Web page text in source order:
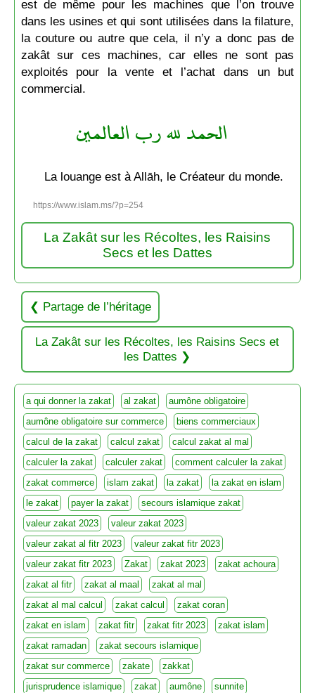
est de même pour les machines que l’on trouve
dans les usines et qui sont utilisées dans la filature,
la couture ou autre que cela, il n’y a donc pas de
zakât sur ces machines, car elles ne sont pas
exploités pour la vente et l’achat dans un but
commercial.
الحمد لله رب العالمين
La louange est à Allāh, le Créateur du monde.
https://www.islam.ms/?p=254
La Zakât sur les Récoltes, les Raisins
Secs et les Dattes
Partage de l’héritage
La Zakât sur les Récoltes, les Raisins Secs et
les Dattes
a qui donner la zakat al zakat
aumône obligatoire
aumône obligatoire sur commerce
biens commerciaux
calcul de la zakat
calcul zakat
calcul zakat al mal
calculer la zakat
calculer zakat
comment calculer la zakat
zakat commerce
islam zakat la zakat
la zakat en islam
le zakat
payer la zakat
secours islamique zakat
valeur zakat 2023
valeur zakat 2023
valeur zakat al fitr 2023
valeur zakat fitr 2023
valeur zakat fitr 2023
Zakat zakat 2023
zakat achoura
zakat al fitr
zakat al maal
zakat al mal
zakat al mal calcul
zakat calcul
zakat coran
zakat en islam
zakat fitr zakat fitr 2023
zakat islam
zakat ramadan
zakat secours islamique
zakat sur commerce
zakate
zakkat
jurisprudence islamique
zakat aumône sunnite